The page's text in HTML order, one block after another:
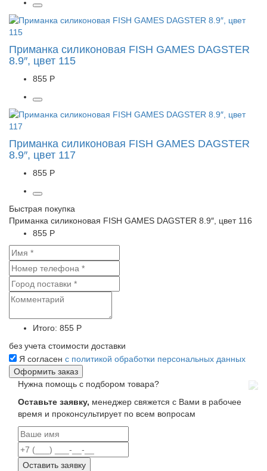
Приманка силиконовая FISH GAMES DAGSTER
8.9″, цвет 115
855 Р
Приманка силиконовая FISH GAMES DAGSTER
8.9″, цвет 117
855 Р
Быстрая покупка
Приманка силиконовая FISH GAMES DAGSTER 8.9″, цвет 116
855 Р
Итого: 855 Р
без учета стоимости доставки
Я согласен с политикой обработки персональных данных
Нужна помощь с подбором товара?
Оставьте заявку, менеджер свяжется с Вами в рабочее
время и проконсультирует по всем вопросам
Оставить заявку